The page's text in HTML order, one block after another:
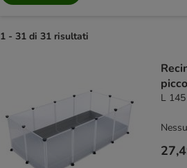
1 - 31 di 31 risultati
L